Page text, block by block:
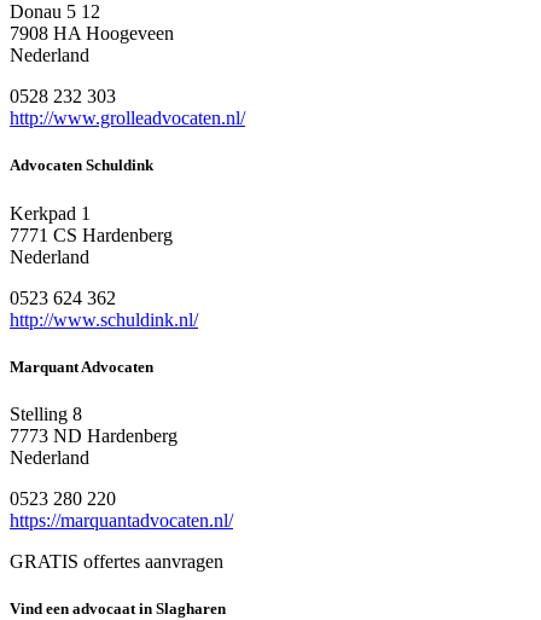
Donau 5 12
7908 HA Hoogeveen
Nederland
0528 232 303
http://www.grolleadvocaten.nl/
Advocaten Schuldink
Kerkpad 1
7771 CS Hardenberg
Nederland
0523 624 362
http://www.schuldink.nl/
Marquant Advocaten
Stelling 8
7773 ND Hardenberg
Nederland
0523 280 220
https://marquantadvocaten.nl/
GRATIS offertes aanvragen
Vind een advocaat in Slagharen